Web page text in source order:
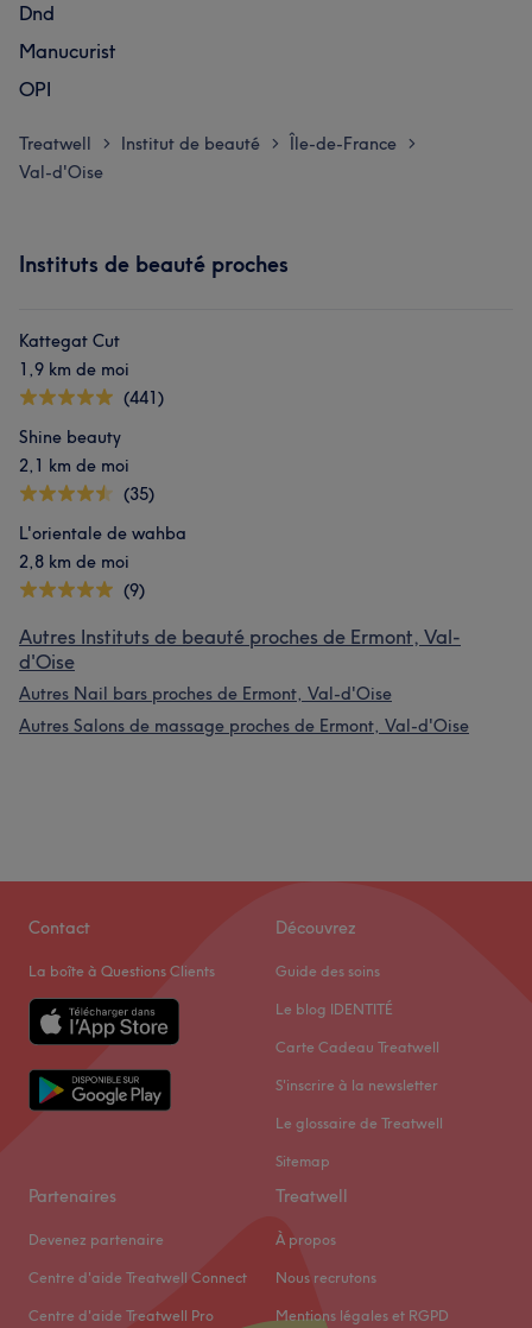
Dnd
Manucurist
OPI
Treatwell > Institut de beauté > Île-de-France >
Val-d'Oise
Instituts de beauté proches
Kattegat Cut
1,9 km de moi
(441)
Shine beauty
2,1 km de moi
(35)
L'orientale de wahba
2,8 km de moi
(9)
Autres Instituts de beauté proches de Ermont, Val-
d'Oise
Autres Nail bars proches de Ermont, Val-d'Oise
Autres Salons de massage proches de Ermont, Val-d'Oise
Contact
La boîte à Questions Clients
Découvrez
Guide des soins
Le blog IDENTITÉ
Carte Cadeau Treatwell
S'inscrire à la newsletter
Le glossaire de Treatwell
Sitemap
Partenaires
Devenez partenaire
Centre d'aide Treatwell Connect
Centre d'aide Treatwell Pro
Treatwell
À propos
Nous recrutons
Mentions légales et RGPD